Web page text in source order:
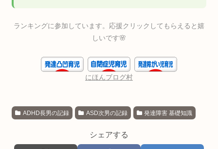
ランキングに参加しています。応援クリックしてもらえると嬉
しいです🌸
にほんブログ村
ADHD長男の記録 ASD次男の記録 発達障害 基礎知識
シェアする